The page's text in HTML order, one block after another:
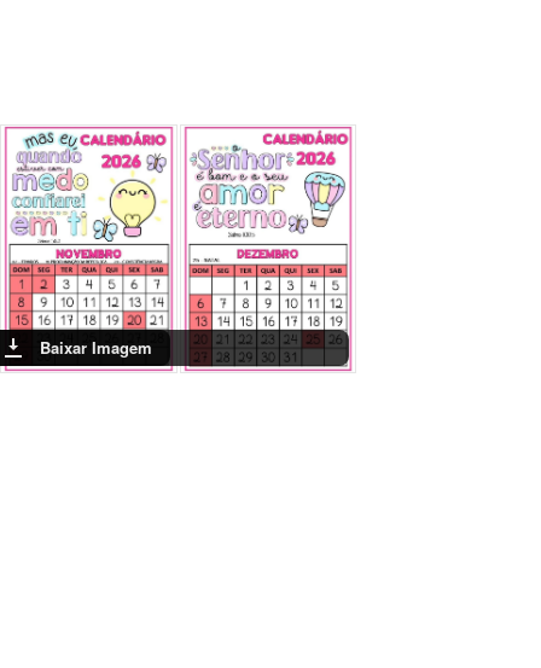
Baixar Imagem